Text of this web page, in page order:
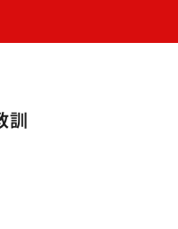
訓